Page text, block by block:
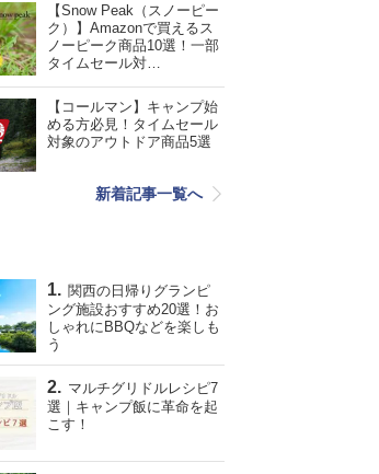
【Snow Peak（スノーピー
ク）】Amazonで買えるス
ノーピーク商品10選！一部
タイムセール対…
【コールマン】キャンプ始
める方必見！タイムセール
対象のアウトドア商品5選
新着記事一覧へ
関西の日帰りグランピ
ング施設おすすめ20選！お
しゃれにBBQなどを楽しも
う
マルチグリドルレシピ7
選｜キャンプ飯に革命を起
こす！